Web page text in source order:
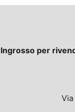
Ingrosso per